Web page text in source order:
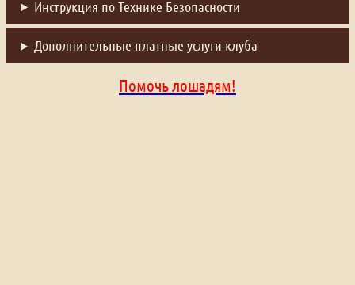
Инструкция по Технике Безопасности
Дополнительные платные услуги клуба
Помочь лошадям!